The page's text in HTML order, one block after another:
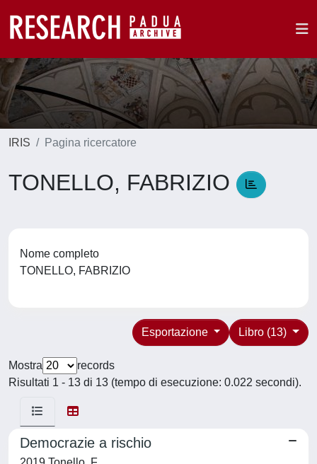
IRIS Pagina ricercatore
TONELLO, FABRIZIO
Nome completo
TONELLO, FABRIZIO
Libro (13)
Esportazione
Mostra
records
Risultati 1 - 13 di 13 (tempo di esecuzione: 0.022 secondi).
Democrazie a rischio